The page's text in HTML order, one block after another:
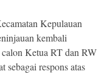
Kepulauan
kembali
Ketua RT dan RW
respons atas